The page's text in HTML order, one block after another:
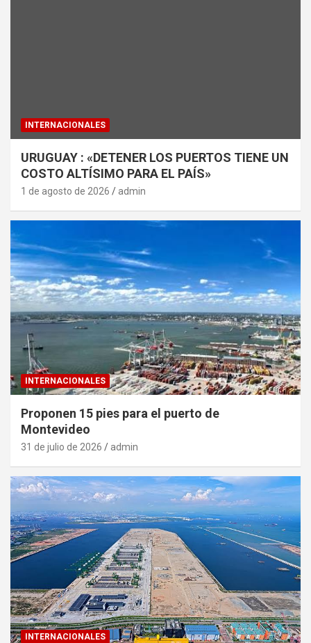
INTERNACIONALES
URUGUAY : «DETENER LOS PUERTOS TIENE UN
COSTO ALTÍSIMO PARA EL PAÍS»
1 de agosto de 2026 admin
INTERNACIONALES
Proponen 15 pies para el puerto de
Montevideo
31 de julio de 2026 admin
INTERNACIONALES